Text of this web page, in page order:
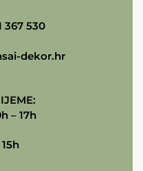
367 530
dekor.hr
– 17h